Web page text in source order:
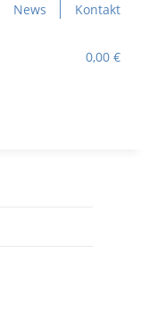
News
Kontakt
0,00 €